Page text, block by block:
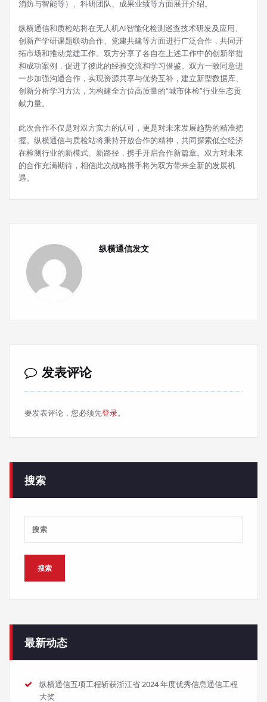
消防与智能等）、科研团队、成果业绩等方面展开介绍。
纵横通信和质检站将在无人机AI智能化检测巡查技术研发及应用、
创新产学研课题联动合作、党建共建等方面进行广泛合作，共同开
拓市场和推动党建工作。双方分享了各自在上述工作中的创新举措
和成功案例，促进了彼此的经验交流和学习借鉴。双方一致同意进
一步加强沟通合作，实现资源共享与优势互补，建立新型数据库、
创新分析学习方法，为构建全方位高质量的“城市体检”行业生态贡
献力量。
此次合作不仅是对双方实力的认可，更是对未来发展趋势的精准把
握。纵横通信与质检站将秉持开放合作的精神，共同探索低空经济
在检测行业的新模式、新路径，携手开启合作新篇章。双方对未来
的合作充满期待，相信此次战略携手将为双方带来全新的发展机
遇。
纵横通信发文
发表评论
要发表评论，您必须先登录。
搜索
最新动态
纵横通信五项工程斩获浙江省 2024 年度优秀信息通信工程
大奖